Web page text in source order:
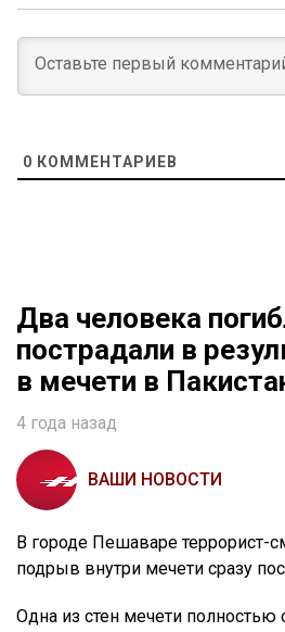
0 КОММЕНТАРИЕВ
Два человека
пострадали в
в мечети в
4 года назад
ВАШИ НОВОСТИ
В городе Пешаваре террорист-
подрыв внутри мечети сразу
Одна из стен мечети